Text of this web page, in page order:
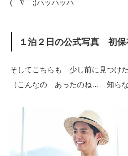
(￣∇￣;)ハッハッハ
１泊２日の公式写真 初
そしてこちらも 少し前に見つけ
（こんなの あったのね… 知らな